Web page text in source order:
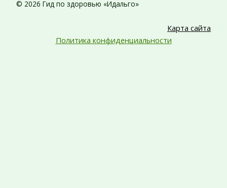
© 2026 Гид по здоровью «Идальго»
Карта сайта
Политика конфиденциальности